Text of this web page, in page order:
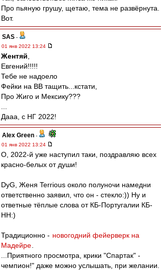
Про пьяную грушу, щетаю, тема не развёрнута.
Вот.
SAS -
01 янв 2022 13:24
Жентяй
Евгений!!!!!
Тебе не надоело
Фейки на ВВ тащить...кстати,
Про Жиго и Мексику???
Дааа, с НГ 2022!
Alex Green -
01 янв 2022 13:24
О, 2022-й уже наступил таки, поздравляю всех
красно-белых от души!
DyG, Женя Terrious около полуночи намедни
ответственно заявил, что он - стекло:)) Ну и
ответные тёплые слова от КБ-Португалии КБ-
НН:)
Традиционно - новогодний фейерверк на
Мадейре
...Приятного просмотра, крики "Спартак" -
чемпион!" даже можно услышать, при желании.